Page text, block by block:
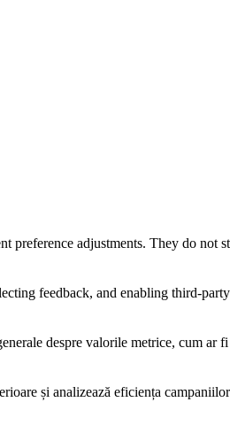
preference adjustments. They do not
feedback, and enabling third-
despre valorile metrice, cum ar
și analizează eficiența